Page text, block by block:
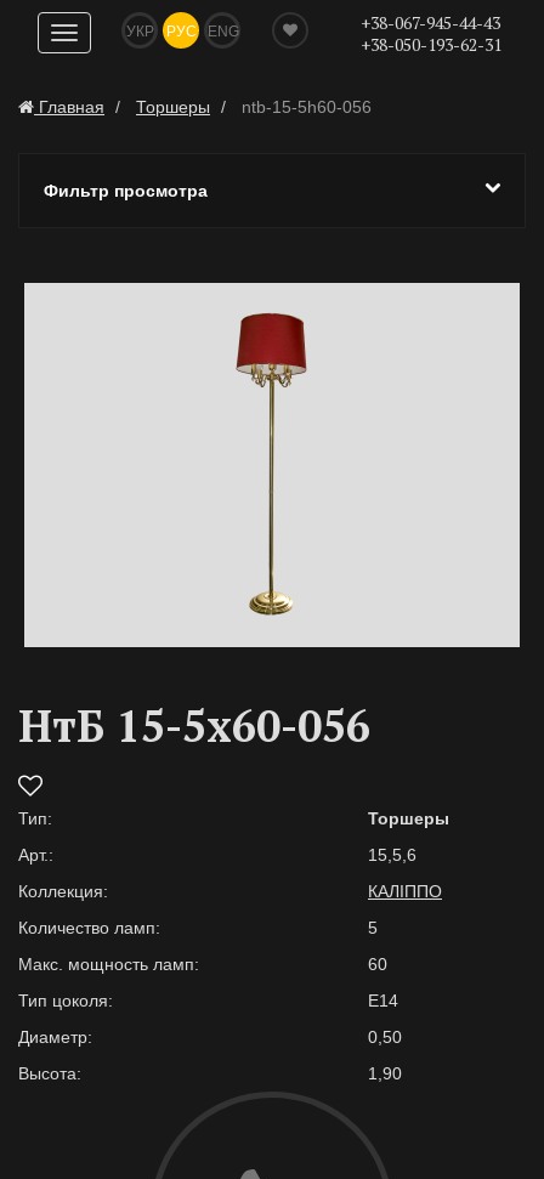
Показать
навигацию
УКР РУС ENG
+38-067-945-44-43
+38-050-193-62-31
Главная Торшеры ntb-15-5h60-056
Фильтр просмотра
НтБ 15-5х60-056
Тип:
Торшеры
Арт.:
15,5,6
Коллекция:
КАЛІППО
Количество ламп:
5
Макс. мощность ламп:
60
Тип цоколя:
E14
Диаметр:
0,50
Высота:
1,90